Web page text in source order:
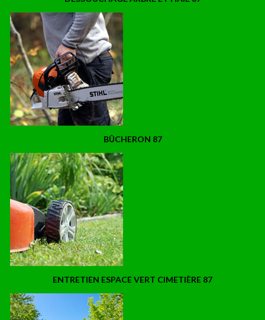
BÛCHERON 87
ENTRETIEN ESPACE VERT CIMETIÈRE 87